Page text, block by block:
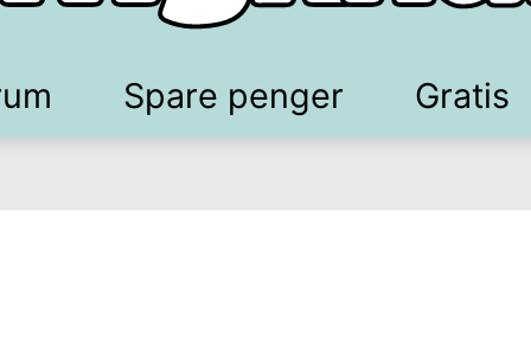
Spare penger Gratis